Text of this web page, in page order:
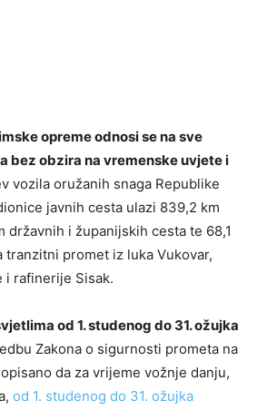
opreme odnosi se na sve
bez obzira na vremenske uvjete i
vozila oružanih snaga Republike
javnih cesta ulazi 839,2 km
državnih i županijskih cesta te 68,1
tranzitni promet iz luka Vukovar,
i rafinerije Sisak.
od 1. studenog do 31. ožujka
Zakona o sigurnosti prometa na
da za vrijeme vožnje danju,
od 1. studenog do 31. ožujka